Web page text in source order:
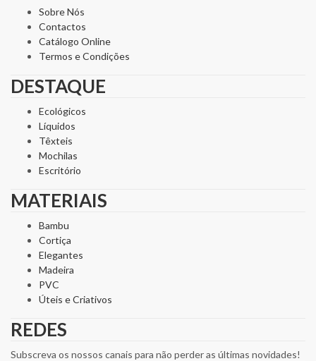
Sobre Nós
Contactos
Catálogo Online
Termos e Condições
DESTAQUE
Ecológicos
Líquidos
Têxteis
Mochilas
Escritório
MATERIAIS
Bambu
Cortiça
Elegantes
Madeira
PVC
Úteis e Criativos
REDES
Subscreva os nossos canais para não perder as últimas novidades!